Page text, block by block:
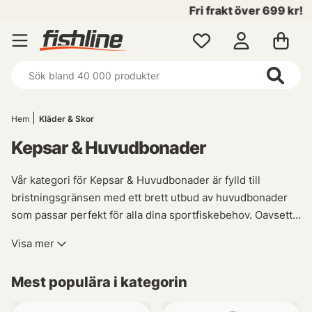
Fri frakt över 699 kr!
Hem Kläder & Skor
Kepsar & Huvudbonader
Vår kategori för Kepsar & Huvudbonader är fylld till
bristningsgränsen med ett brett utbud av huvudbonader
som passar perfekt för alla dina sportfiskebehov. Oavsett
varm mössa att bära under de kalla vintermånaderna har vi
Visa mer
Mest populära i kategorin